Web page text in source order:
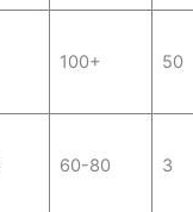
100+ 50
60-80 3